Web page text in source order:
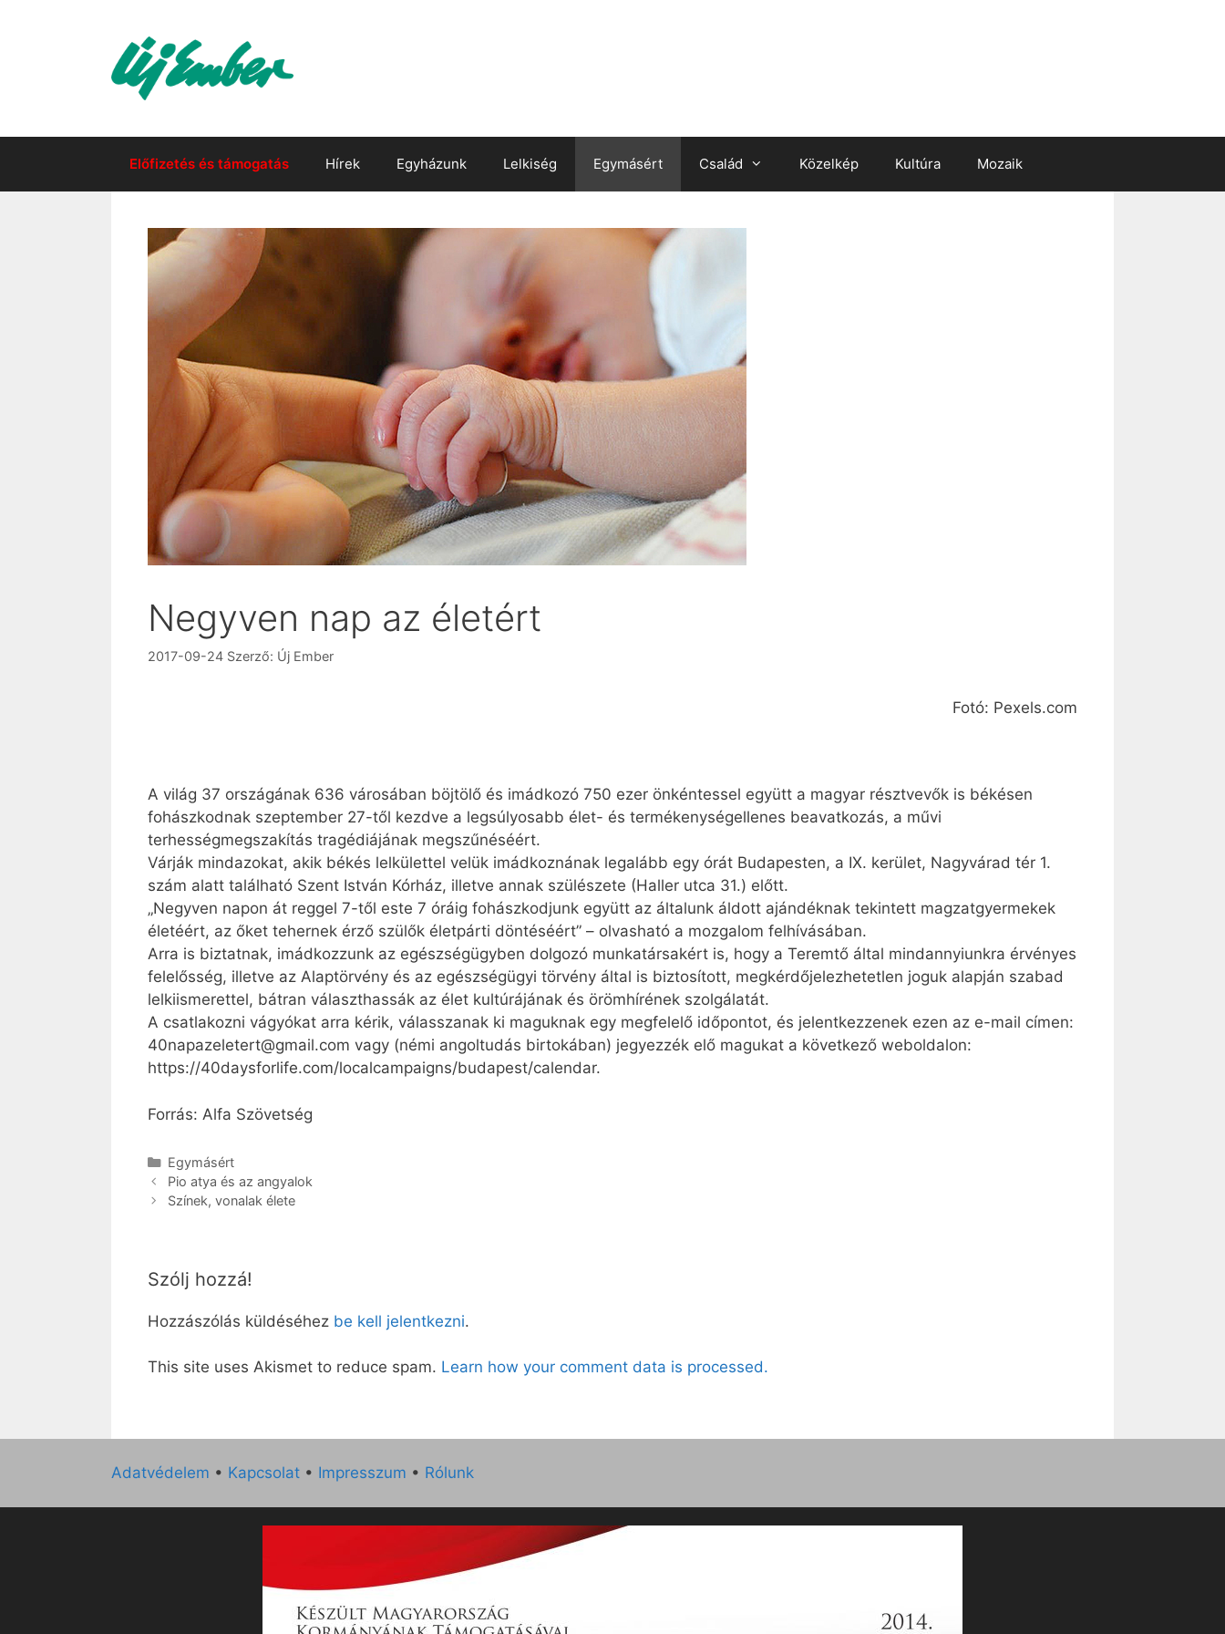
Előfizetés és támogatás Hírek Egyházunk Lelkiség Egymásért Család Közelkép Kultúra Mozaik
Negyven nap az életért
2017-09-24 Szerző: Új Ember
Fotó: Pexels.com
A világ 37 országának 636 városában böjtölő és imádkozó 750 ezer önkéntessel együtt a magyar résztvevők is békésen
fohászkodnak szeptember 27-től kezdve a legsúlyosabb élet- és termékenységellenes beavatkozás, a művi
terhességmegszakítás tragédiájának megszűnéséért.
Várják mindazokat, akik békés lelkülettel velük imádkoznának legalább egy órát Budapesten, a IX. kerület, Nagyvárad tér 1.
szám alatt található Szent István Kórház, illetve annak szülészete (Haller utca 31.) előtt.
„Negyven napon át reggel 7-től este 7 óráig fohászkodjunk együtt az általunk áldott ajándéknak tekintett magzatgyermekek
életéért, az őket tehernek érző szülők életpárti döntéséért” – olvasható a mozgalom felhívásában.
Arra is biztatnak, imádkozzunk az egész­ségügyben dolgozó munkatársakért is, hogy a Teremtő által mindannyiunkra érvényes
felelősség, illetve az Alaptörvény és az egészségügyi törvény által is biztosított, megkérdőjelezhetetlen joguk alapján szabad
lelkiismerettel, bátran választhassák az élet kultúrájának és örömhírének szolgálatát.
A csatlakozni vágyókat arra kérik, válasszanak ki maguknak egy megfelelő időpontot, és jelentkezzenek ezen az e-mail címen:
40nap­azeletert@gmail.com vagy (némi angoltudás birtokában) jegyezzék elő magukat a következő weboldalon:
https://40daysforlife.com/localcam­pa­­igns/budapest/calendar.
Forrás: Alfa Szövetség
Kategória
Egymásért
Pio atya és az angyalok
Színek, vonalak élete
Szólj hozzá!
Hozzászólás küldéséhez be kell jelentkezni.
This site uses Akismet to reduce spam. Learn how your comment data is processed.
Adatvédelem • Kapcsolat • Impresszum • Rólunk